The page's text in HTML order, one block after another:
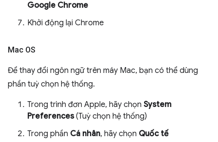
Google Chrome
Khởi động lại Chrome
Mac OS
Để thay đổi ngôn ngữ trên máy Mac, bạn có thể dùng
phần tuỳ chọn hệ thống.
Trong trình đơn Apple, hãy chọn System
Preferences(Tuỳ chọn hệ thống)
Trong phần Cá nhân, hãy chọn Quốc tế